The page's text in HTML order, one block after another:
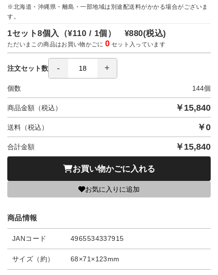
※北海道・沖縄県・離島・一部地域は別途配送料がかかる場合がございま
す。
1セット8個入（¥110 / 1個） ¥880(税込)
ただいまこの商品はお買い物かごに0 セット入っています
注文セット数
個数 144個
商品金額（税込） ￥ 15,840
送料（税込） ￥0
合計金額 ￥ 15,840
お買い物かごに入れる
お気に入りに追加
商品情報
JANコード 4965534337915
サイズ（約） 68×71×123mm